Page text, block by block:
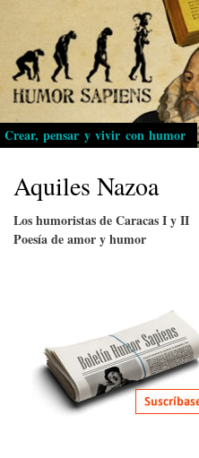
Crear, pensar y vivir con humor
Aquiles Nazoa
Los humoristas de Caracas I y II
Poesía de amor y humor